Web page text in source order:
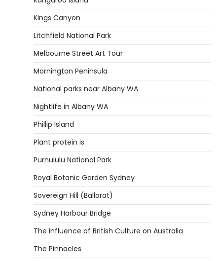
Kings Canyon
Litchfield National Park
Melbourne Street Art Tour
Mornington Peninsula
National parks near Albany WA
Nightlife in Albany WA
Phillip Island
Plant protein is
Purnululu National Park
Royal Botanic Garden Sydney
Sovereign Hill (Ballarat)
Sydney Harbour Bridge
The Influence of British Culture on Australia
The Pinnacles